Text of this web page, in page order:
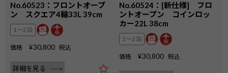
No.60523：フロントオープ
ン スクエア4輪33L 39cm
1〜2泊
価格 ¥30,800 税込
詳細を見る
No.60524：[新仕様] フロ
ントオープン コインロッ
カー22L 38cm
1〜2泊
価格 ¥30,800 税込